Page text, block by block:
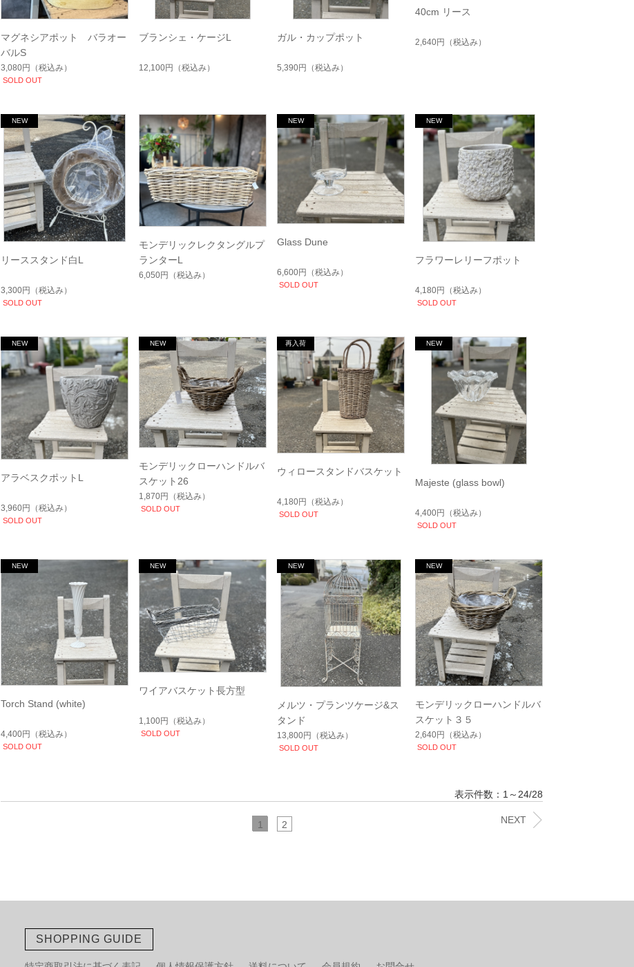
マグネシアポット バラオー
バルS
3,080円 （税込み）
SOLD OUT
ブランシェ・ケージL
12,100円 （税込み）
ガル・カップポット
5,390円 （税込み）
40cm リース
2,640円 （税込み）
リーススタンド白L
3,300円 （税込み）
SOLD OUT
モンデリックレクタングルプ
ランターL
6,050円 （税込み）
Glass Dune
6,600円 （税込み）
SOLD OUT
フラワーレリーフポット
4,180円 （税込み）
SOLD OUT
アラベスクポットL
3,960円 （税込み）
SOLD OUT
モンデリックローハンドルバ
スケット26
1,870円 （税込み）
SOLD OUT
ウィロースタンドバスケット
4,180円 （税込み）
SOLD OUT
Majeste (glass bowl)
4,400円 （税込み）
SOLD OUT
Torch Stand (white)
4,400円 （税込み）
SOLD OUT
ワイアバスケット長方型
1,100円 （税込み）
SOLD OUT
メルツ・プランツケージ&ス
タンド
13,800円 （税込み）
SOLD OUT
モンデリックローハンドルバ
スケット３５
2,640円 （税込み）
SOLD OUT
表示件数：1～24/28
NEXT
1 2
SHOPPING GUIDE